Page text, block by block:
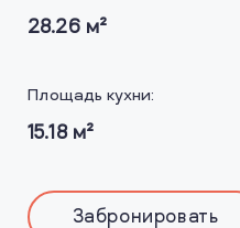
28.26м²
Площадь кухни:
15.18м²
Забронировать